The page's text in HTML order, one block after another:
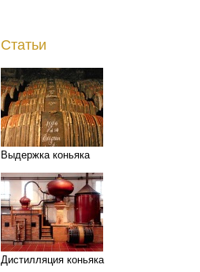
Статьи
Выдержка коньяка
Дистилляция коньяка